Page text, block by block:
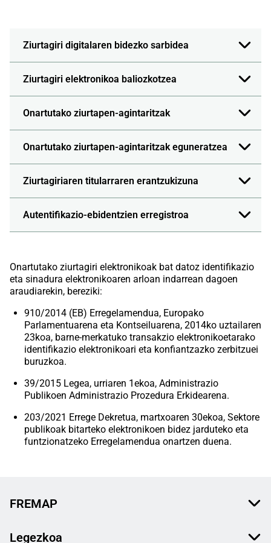
Ziurtagiri digitalaren bidezko sarbidea
Ziurtagiri elektronikoa baliozkotzea
Onartutako ziurtapen-agintaritzak
Onartutako ziurtapen-agintaritzak eguneratzea
Ziurtagiriaren titularraren erantzukizuna
Autentifikazio-ebidentzien erregistroa
Onartutako ziurtagiri elektronikoak bat datoz identifikazio
eta sinadura elektronikoaren arloan indarrean dagoen
araudiarekin, bereziki:
910/2014 (EB) Erregelamendua, Europako
Parlamentuarena eta Kontseiluarena, 2014ko uztailaren
23koa, barne-merkatuko transakzio elektronikoetarako
identifikazio elektronikoari eta konfiantzazko zerbitzuei
buruzkoa.
39/2015 Legea, urriaren 1ekoa, Administrazio
Publikoen Administrazio Prozedura Erkidearena.
203/2021 Errege Dekretua, martxoaren 30ekoa, Sektore
publikoak bitarteko elektronikoen bidez jarduteko eta
funtzionatzeko Erregelamendua onartzen duena.
FREMAP
Legezkoa